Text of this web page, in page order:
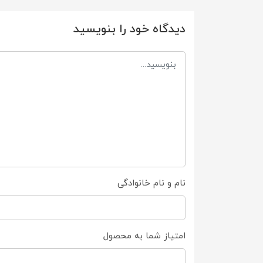
دیدگاه خود را بنویسید
نام و نام خانوادگی
امتیاز شما به محصول